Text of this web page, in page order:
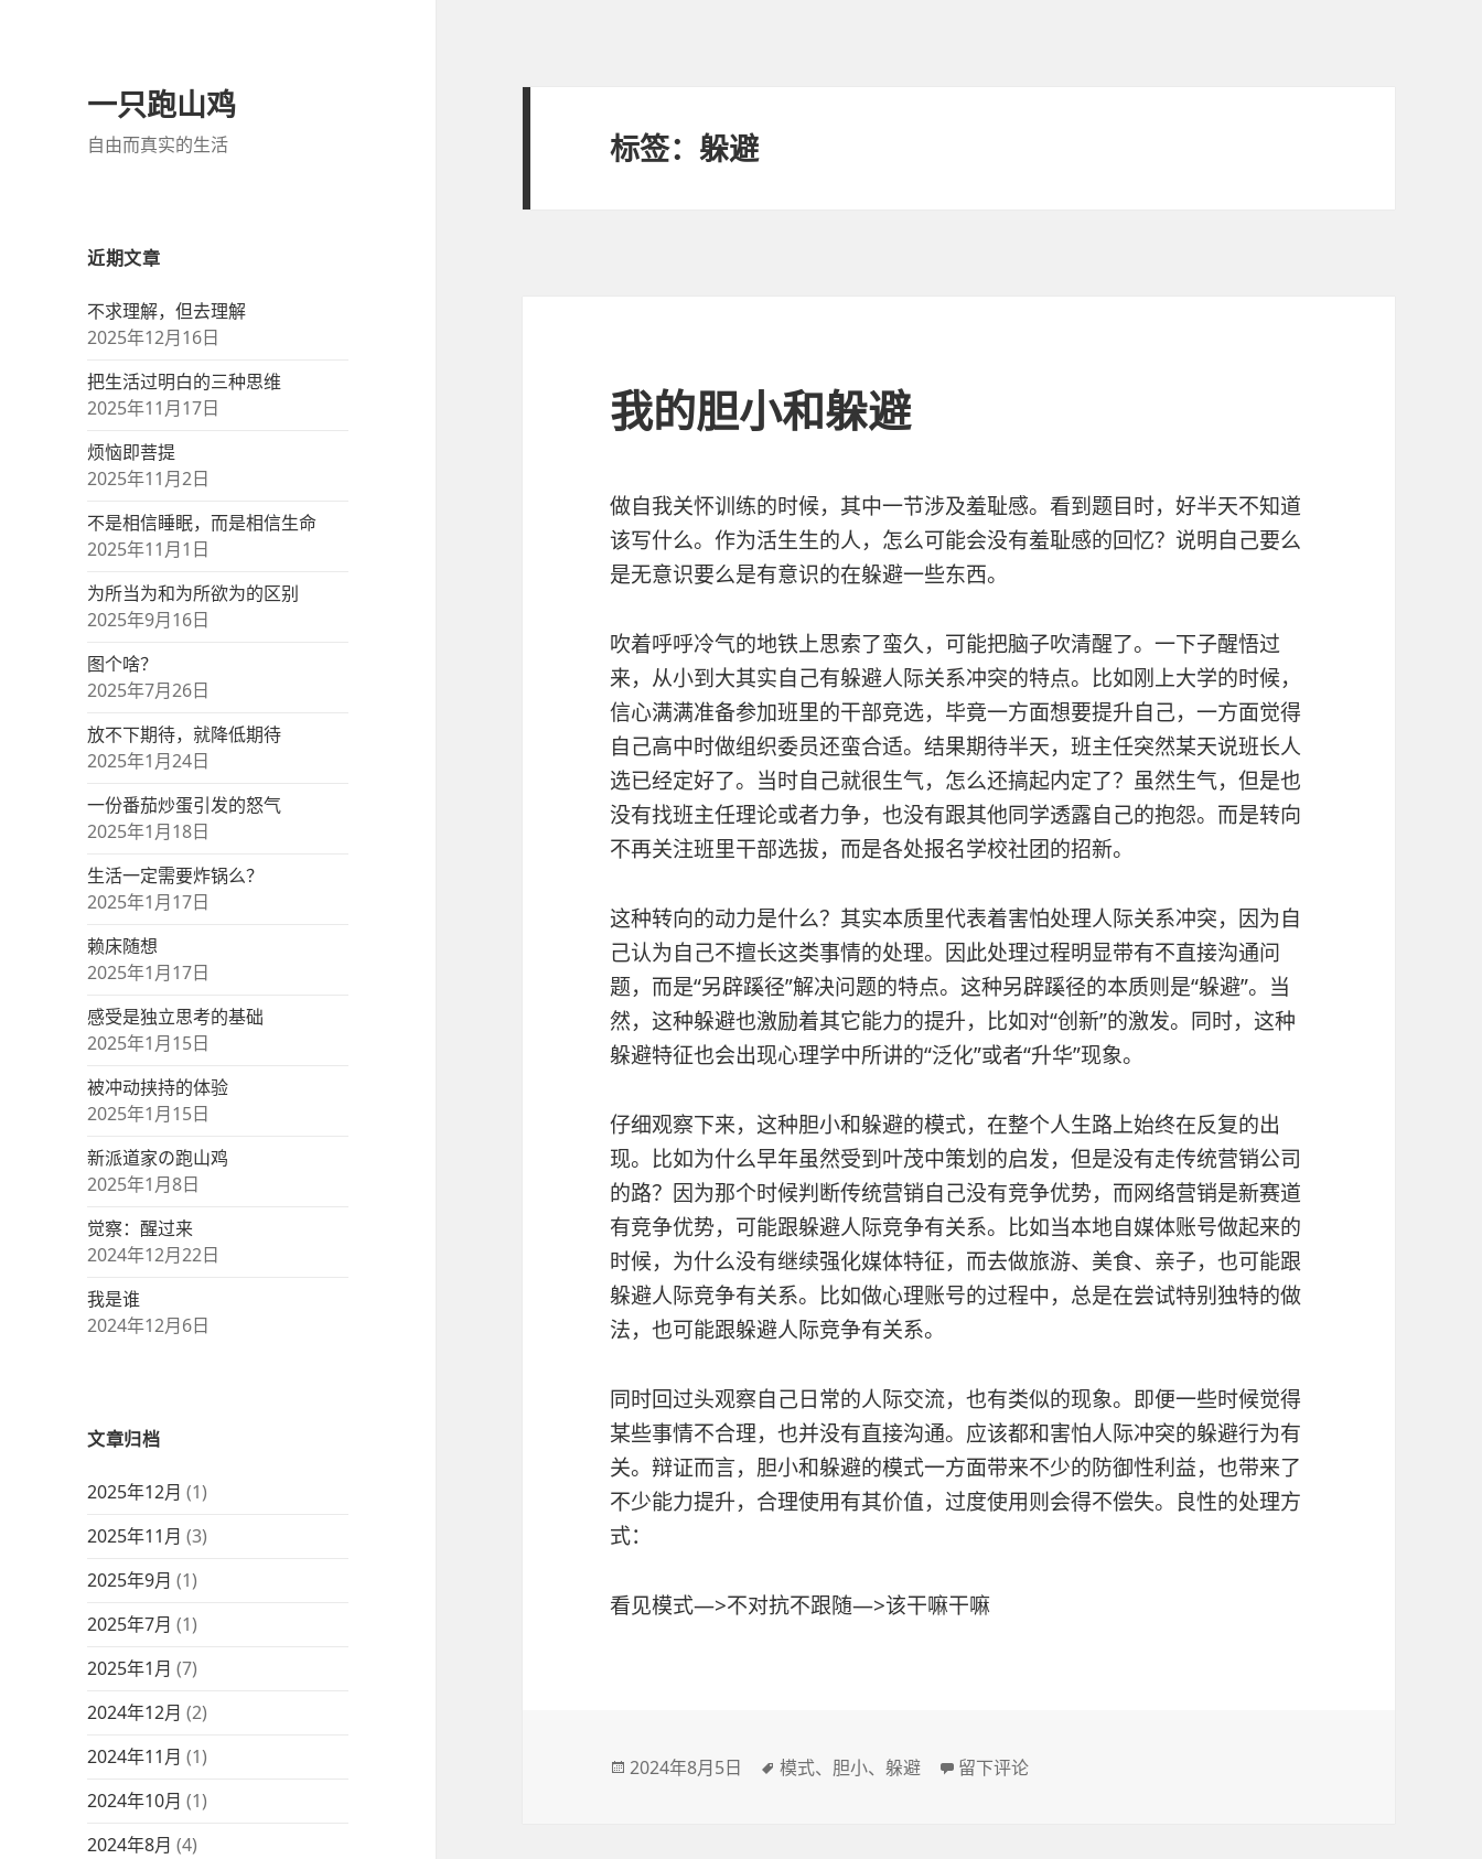
一只跑山鸡
自由而真实的生活
近期文章
不求理解，但去理解
2025年12月16日
把生活过明白的三种思维
2025年11月17日
烦恼即菩提
2025年11月2日
不是相信睡眠，而是相信生命
2025年11月1日
为所当为和为所欲为的区别
2025年9月16日
图个啥？
2025年7月26日
放不下期待，就降低期待
2025年1月24日
一份番茄炒蛋引发的怒气
2025年1月18日
生活一定需要炸锅么？
2025年1月17日
赖床随想
2025年1月17日
感受是独立思考的基础
2025年1月15日
被冲动挟持的体验
2025年1月15日
新派道家の跑山鸡
2025年1月8日
觉察：醒过来
2024年12月22日
我是谁
2024年12月6日
文章归档
2025年12月 (1)
2025年11月 (3)
2025年9月 (1)
2025年7月 (1)
2025年1月 (7)
2024年12月 (2)
2024年11月 (1)
2024年10月 (1)
2024年8月 (4)
标签：躲避
我的胆小和躲避
做自我关怀训练的时候，其中一节涉及羞耻感。看到题目时，好半天不知道
该写什么。作为活生生的人，怎么可能会没有羞耻感的回忆？说明自己要么
是无意识要么是有意识的在躲避一些东西。
吹着呼呼冷气的地铁上思索了蛮久，可能把脑子吹清醒了。一下子醒悟过
来，从小到大其实自己有躲避人际关系冲突的特点。比如刚上大学的时候，
信心满满准备参加班里的干部竞选，毕竟一方面想要提升自己，一方面觉得
自己高中时做组织委员还蛮合适。结果期待半天，班主任突然某天说班长人
选已经定好了。当时自己就很生气，怎么还搞起内定了？虽然生气，但是也
没有找班主任理论或者力争，也没有跟其他同学透露自己的抱怨。而是转向
不再关注班里干部选拔，而是各处报名学校社团的招新。
这种转向的动力是什么？其实本质里代表着害怕处理人际关系冲突，因为自
己认为自己不擅长这类事情的处理。因此处理过程明显带有不直接沟通问
题，而是“另辟蹊径”解决问题的特点。这种另辟蹊径的本质则是“躲避”。当
然，这种躲避也激励着其它能力的提升，比如对“创新”的激发。同时，这种
躲避特征也会出现心理学中所讲的“泛化”或者“升华”现象。
仔细观察下来，这种胆小和躲避的模式，在整个人生路上始终在反复的出
现。比如为什么早年虽然受到叶茂中策划的启发，但是没有走传统营销公司
的路？因为那个时候判断传统营销自己没有竞争优势，而网络营销是新赛道
有竞争优势，可能跟躲避人际竞争有关系。比如当本地自媒体账号做起来的
时候，为什么没有继续强化媒体特征，而去做旅游、美食、亲子，也可能跟
躲避人际竞争有关系。比如做心理账号的过程中，总是在尝试特别独特的做
法，也可能跟躲避人际竞争有关系。
同时回过头观察自己日常的人际交流，也有类似的现象。即便一些时候觉得
某些事情不合理，也并没有直接沟通。应该都和害怕人际冲突的躲避行为有
关。辩证而言，胆小和躲避的模式一方面带来不少的防御性利益，也带来了
不少能力提升，合理使用有其价值，过度使用则会得不偿失。良性的处理方
式：
看见模式—>不对抗不跟随—>该干嘛干嘛
发
2024年8月5日
标
模式、 胆小、躲避 于我的胆小和躲避
留下评论